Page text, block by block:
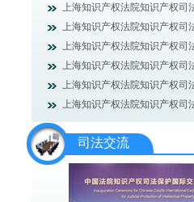
上海知识产权法院知识产权司
上海知识产权法院知识产权司
上海知识产权法院知识产权司
上海知识产权法院知识产权司
上海知识产权法院知识产权司
上海知识产权法院知识产权司
司法交流